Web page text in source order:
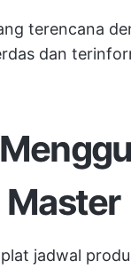
terencana
dan
Master
jadwal